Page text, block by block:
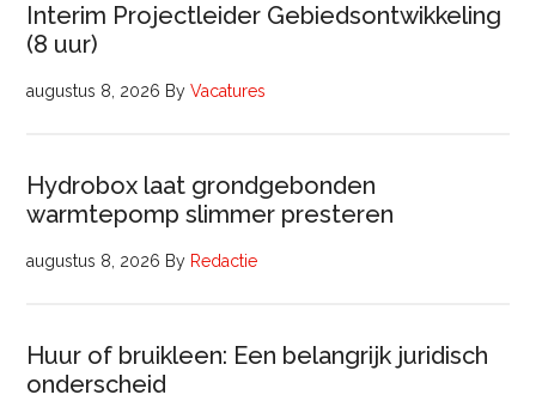
Interim Projectleider Gebiedsontwikkeling
(8 uur)
augustus 8, 2026 ByVacatures
Hydrobox laat grondgebonden
warmtepomp slimmer presteren
augustus 8, 2026 By Redactie
Huur of bruikleen: Een belangrijk juridisch
onderscheid